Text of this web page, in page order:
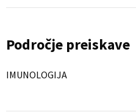
Področje preiskave
IMUNOLOGIJA